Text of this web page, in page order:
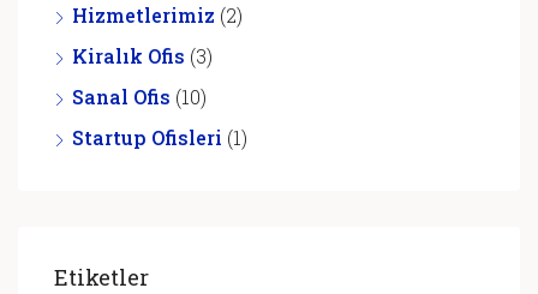
Hizmetlerimiz (2)
Kiralık Ofis (3)
Sanal Ofis (10)
Startup Ofisleri (1)
Etiketler